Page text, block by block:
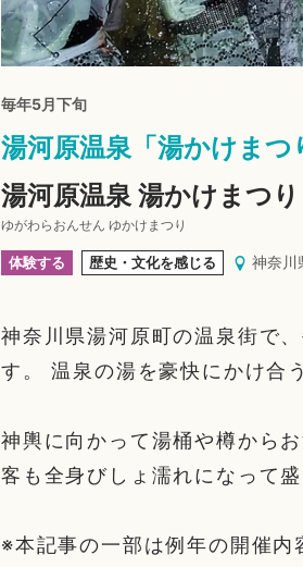
毎年5月下旬
湯河原温泉「湯かけま
湯河原温泉 湯かけまつり
ゆがわらおんせん ゆかけまつり
体験する 歴史・文化を感じる 神奈川
神奈川県湯河原町の温泉街で
す。 温泉の湯を豪快にかけ合
神輿に向かって湯桶や樽から
客も全身びしょ濡れになって
※本記事の一部は例年の開催